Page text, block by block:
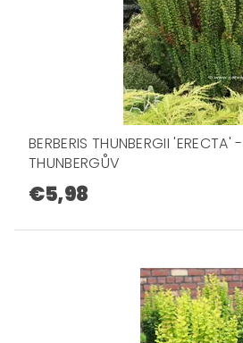
BERBERIS THUNBERGII 'ERECTA'
THUNBERGŮV
€5,98